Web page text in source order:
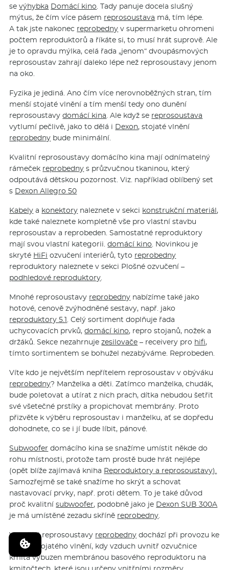
sevýhybka Domácí kino. Tady panuje docela slušný
mýtus, že čím více pásem reprosoustava má, tím lépe.
A tak jste nakonec reprobedny v supermarketu ohromeni
počtem reproduktorů a říkáte si, to musí hrát suprově. Ale
je to opravdu mýlka, celá řada „jenom“ dvoupásmových
reprosoustav zahrají daleko lépe než reprosoustavy jenom
na oko.
Fyzika je jediná. Ano čím více nerovnoběžných stran, tím
menší stojaté vlnění a tím menší tedy ono dunění
reprosoustavydomácí kina. Ale když se reprosoustava
vytlumí pečlivě, jako to dělá i Dexon, stojaté vlnění
reprobedny bude minimální.
Kvalitní reprosoustavy domácího kina mají odnímatelný
rámeček reprobedny s průzvučnou tkaninou, který
odpoutává dětskou pozornost. Viz. například oblíbený set
s Dexon Allegro 50
Kabely a konektory naleznete v sekci konstrukční materiál,
kde také naleznete kompletně vše pro vlastní stavbu
reprosoustav a reprobeden. Samostatné reproduktory
mají svou vlastní kategorii.domácí kino. Novinkou je
skryté HiFi ozvučení interiérů, tyto reprobedny
reproduktory naleznete v sekci Plošné ozvučení –
podhledové reproduktory.
Mnohé reprosoustavy reprobedny nabízíme také jako
hotové, cenově zvýhodněné sestavy, např. jako
reproduktory 5.1. Celý sortiment doplňuje řada
uchycovacích prvků,domácí kino, repro stojanů, nožek a
držáků. Sekce nezahrnujezesilovače – receivery pro hifi,
tímto sortimentem se bohužel nezabýváme. Reprobeden.
Víte kdo je největším nepřítelem reprosoustav v obýváku
reprobedny? Manželka a děti. Zatímco manželka, chudák,
bude poletovat a utírat z nich prach, dítka nebudou šetřit
své všetečné prstíky a propichovat membrány. Proto
přizvěte k výběru reprosoustav i manželku, ať se dopředu
dohodnete, co se i jí bude líbit, pánové.
Subwoofer domácího kina se snažíme umístit někde do
rohu místnosti, protože tam prostě bude hrát nejlépe
(opět blíže zajímavá kniha Reproduktory a reprosoustavy).
Samozřejmě se také snažíme ho skrýt a schovat
nastavovací prvky, např. proti dětem. To je také důvod
proč kvalitnísubwoofer, podobně jako je Dexon SUB 300A
je má umístěné zezadu skříně reprobedny.
Ve skříni reprosoustavy reprobedny dochází při provozu ke
vzniku stojatého vlnění, kdy vzduch uvnitř ozvučnice
kmitá vybuzen membránou basového reproduktoru na